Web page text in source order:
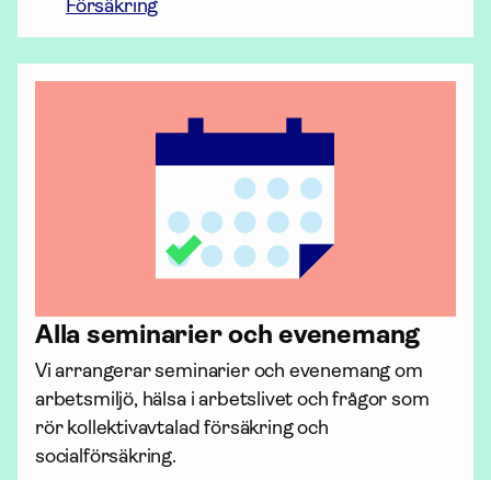
Försäkring
Alla seminarier och evenemang
Vi arrangerar seminarier och evenemang om
arbetsmiljö, hälsa i arbetslivet och frågor som
rör kollektiv­avtalad för­säkring och
socialförsäkring.